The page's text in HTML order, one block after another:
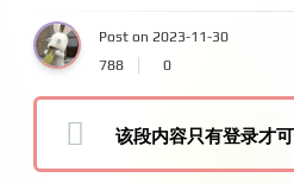
Post on 2023-11-30
788
0
该段内容只有登录才